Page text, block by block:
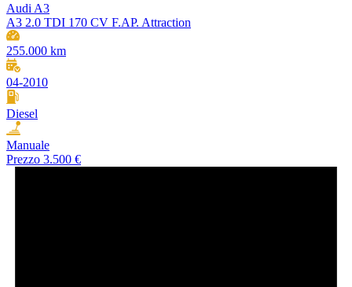
Audi A3
A3 2.0 TDI 170 CV F.AP. Attraction
255.000 km
04-2010
Diesel
Manuale
Prezzo 3.500 €